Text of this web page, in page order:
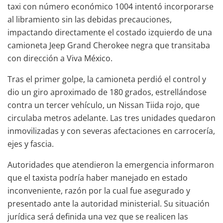
taxi con número económico 1004 intentó incorporarse
al libramiento sin las debidas precauciones,
impactando directamente el costado izquierdo de una
camioneta Jeep Grand Cherokee negra que transitaba
con dirección a Viva México.
Tras el primer golpe, la camioneta perdió el control y
dio un giro aproximado de 180 grados, estrellándose
contra un tercer vehículo, un Nissan Tiida rojo, que
circulaba metros adelante. Las tres unidades quedaron
inmovilizadas y con severas afectaciones en carrocería,
ejes y fascia.
Autoridades que atendieron la emergencia informaron
que el taxista podría haber manejado en estado
inconveniente, razón por la cual fue asegurado y
presentado ante la autoridad ministerial. Su situación
jurídica será definida una vez que se realicen las